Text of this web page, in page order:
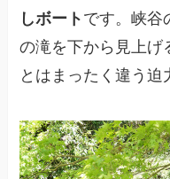
しボート です。峡谷
の滝を下から見上げ
とはまったく違う迫